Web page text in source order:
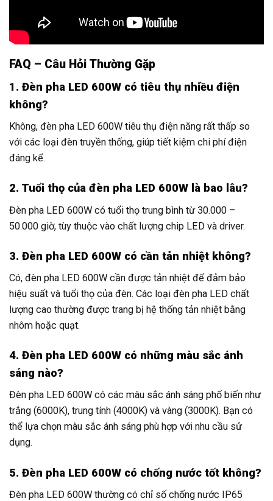
FAQ – Câu Hỏi Thường Gặp
1. Đèn pha LED 600W có tiêu thụ nhiều điện
không?
Không, đèn pha LED 600W tiêu thụ điện năng rất thấp so
với các loại đèn truyền thống, giúp tiết kiệm chi phí điện
đáng kể.
2. Tuổi thọ của đèn pha LED 600W là bao lâu?
Đèn pha LED 600W có tuổi thọ trung bình từ 30.000 –
50.000 giờ, tùy thuộc vào chất lượng chip LED và driver.
3. Đèn pha LED 600W có cần tản nhiệt không?
Có, đèn pha LED 600W cần được tản nhiệt để đảm bảo
hiệu suất và tuổi thọ của đèn. Các loại đèn pha LED chất
lượng cao thường được trang bị hệ thống tản nhiệt bằng
nhôm hoặc quạt.
4. Đèn pha LED 600W có những màu sắc ánh
sáng nào?
Đèn pha LED 600W có các màu sắc ánh sáng phổ biến như
trắng (6000K), trung tính (4000K) và vàng (3000K). Bạn có
thể lựa chọn màu sắc ánh sáng phù hợp với nhu cầu sử
dụng.
5. Đèn pha LED 600W có chống nước tốt không?
Đèn pha LED 600W thường có chỉ số chống nước IP65